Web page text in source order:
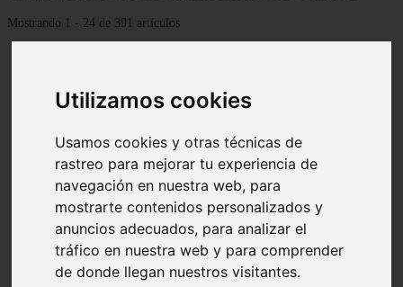
Utilizamos cookies
Usamos cookies y otras técnicas de
rastreo para mejorar tu experiencia de
navegación en nuestra web, para
mostrarte contenidos personalizados y
anuncios adecuados, para analizar el
tráfico en nuestra web y para comprender
de donde llegan nuestros visitantes.
Mostrando 1 - 24 de 391 artículos
Loventine - Página Gratuita Para Buscar Pareja |
Redes Sociales Para Ligar